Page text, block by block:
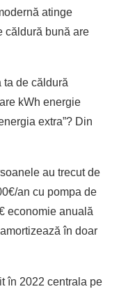
atinge
căldură bună are
ta de căldură
kWh energie
extra”? Din
au trecut de
an cu pompa de
economie anuală
în doar
în 2022 centrala pe